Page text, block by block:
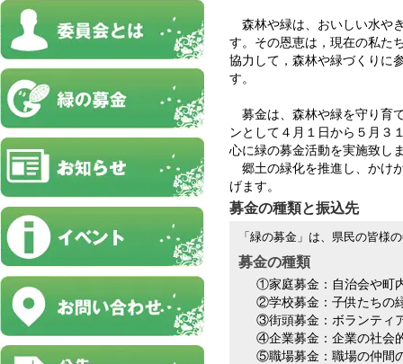
森林や緑は、おいしい水や
す。その恩恵は，現在の私た
協力して，森林や緑づくりに
す。
募金は、森林や緑を守り育
ンとして４月１日から５月３
心に緑の募金活動を実施致し
郷土の緑化を推進し、かけ
げます。
募金の種類と振込先
「緑の募金」は、県民の皆様
募金の種類
①家庭募金：自治会や町
②学校募金：子供たちの
③街頭募金：ボランティ
④企業募金：企業の社会
⑤職場募金：職場の仲間